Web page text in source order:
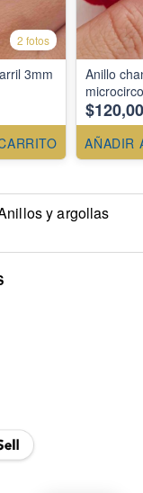
2 fotos
3mm
Anillo
AÑADIR
y argollas